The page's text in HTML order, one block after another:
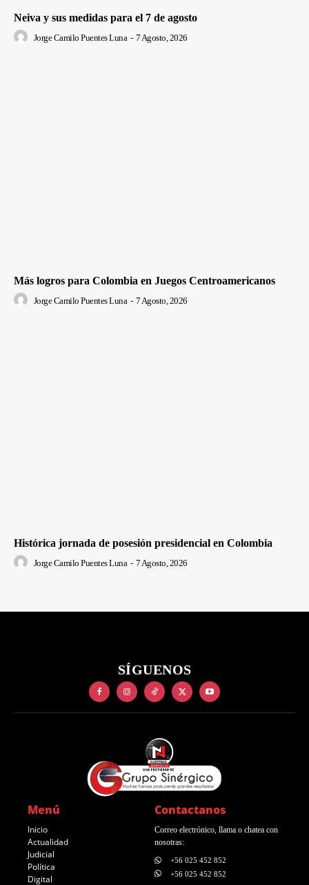
Neiva y sus medidas para el 7 de agosto
Jorge Camilo Puentes Luna - 7 Agosto, 2026
Más logros para Colombia en Juegos Centroamericanos
Jorge Camilo Puentes Luna - 7 Agosto, 2026
Histórica jornada de posesión presidencial en Colombia
Jorge Camilo Puentes Luna - 7 Agosto, 2026
SÍGUENOS
Menú
Inicio
Actualidad
Judicial
Política
Digital
Contactanos
Correo electrónico, llama o chatea con
nosotras:
+56 025 452 852
+56 025 452 852